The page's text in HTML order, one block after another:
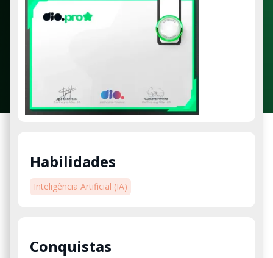
Habilidades
Inteligência Artificial (IA)
Conquistas